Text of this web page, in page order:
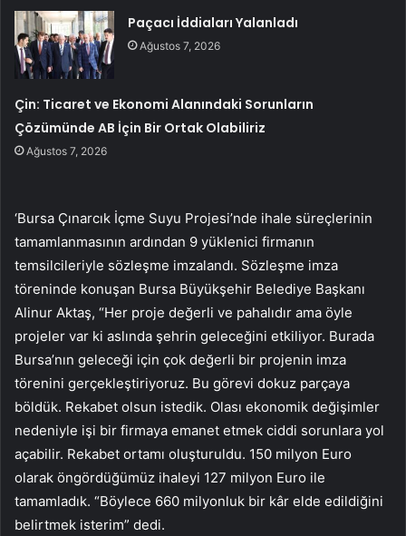
Paçacı İddiaları Yalanladı
Ağustos 7, 2026
Çin: Ticaret ve Ekonomi Alanındaki Sorunların
Çözümünde AB İçin Bir Ortak Olabiliriz
Ağustos 7, 2026
‘Bursa Çınarcık İçme Suyu Projesi’nde ihale süreçlerinin
tamamlanmasının ardından 9 yüklenici firmanın
temsilcileriyle sözleşme imzalandı. Sözleşme imza
töreninde konuşan Bursa Büyükşehir Belediye Başkanı
Alinur Aktaş, “Her proje değerli ve pahalıdır ama öyle
projeler var ki aslında şehrin geleceğini etkiliyor. Burada
Bursa’nın geleceği için çok değerli bir projenin imza
törenini gerçekleştiriyoruz. Bu görevi dokuz parçaya
böldük. Rekabet olsun istedik. Olası ekonomik değişimler
nedeniyle işi bir firmaya emanet etmek ciddi sorunlara yol
açabilir. Rekabet ortamı oluşturuldu. 150 milyon Euro
olarak öngördüğümüz ihaleyi 127 milyon Euro ile
tamamladık. “Böylece 660 milyonluk bir kâr elde edildiğini
belirtmek isterim” dedi.